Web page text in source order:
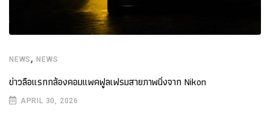
NEWS ,NEWS
ข่าวลือแรกกล้องคอมแพคฟูลเฟรมสายภาพนิ่งจาก Nikon
APRIL 30, 2026